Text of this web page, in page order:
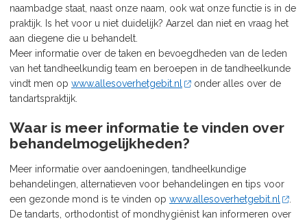
naambadge staat, naast onze naam, ook wat onze functie is in de
praktijk. Is het voor u niet duidelijk? Aarzel dan niet en vraag het
aan diegene die u behandelt.
Meer informatie over de taken en bevoegdheden van de leden
van het tandheelkundig team en beroepen in de tandheelkunde
vindt men op www.allesoverhetgebit.nl
onder alles over de
tandartspraktijk.
Waar is meer informatie te vinden over
behandelmogelijkheden?
Meer informatie over aandoeningen, tandheelkundige
behandelingen, alternatieven voor behandelingen en tips voor
een gezonde mond is te vinden op www.allesoverhetgebit.nl
.
De tandarts, orthodontist of mondhygiënist kan informeren over